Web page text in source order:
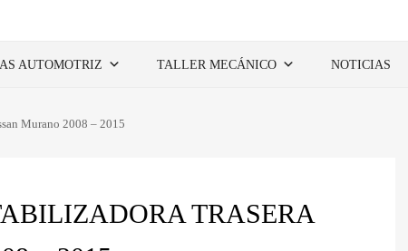
AUTOMOTRIZ TALLER MECÁNICO NOTICIAS
Murano 2008 – 2015
TRASERA